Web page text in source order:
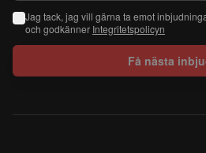
Jag tack, jag vill gärna ta emot
och godkänner Integritetspolicyn
Få nästa